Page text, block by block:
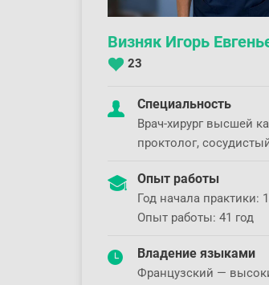
Визняк Игорь
23
Специальность
Врач-хирург высшей
проктолог,
Опыт работы
Год начала практики:
Опыт работы: 41 год
Владение языками
Французский —